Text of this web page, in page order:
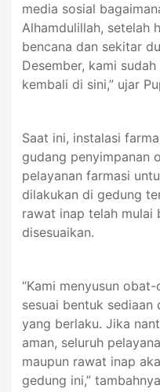
media sosial
Alhamdulillah, setelah
bencana dan sekitar
Desember, kami
kembali di sini,” ujar
Saat ini, instalasi
gudang penyimpanan
pelayanan farmasi
dilakukan di gedung
rawat inap telah mulai
disesuaikan.
“Kami menyusun
sesuai bentuk
yang berlaku. Jika
aman, seluruh
maupun rawat inap
gedung ini,”